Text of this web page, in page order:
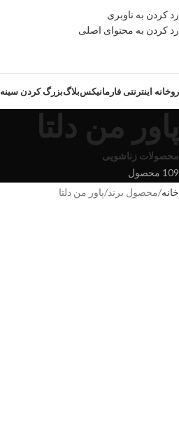
رد کردن به ناوبری
رد کردن به محتوای اصلی
اینترنتی فارمانیکسبلاگبزرگ کردن سینه
پاور من دلتا
محصولات زناشویی
109 محصول
خانه محصول برند پاور من دلتا